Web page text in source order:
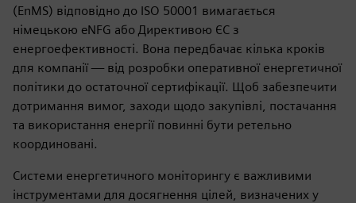
(EnMS) відповідно до ISO 50001 вимагається
німецькою eNFG або Директивою ЄС з
енергоефективності. Вона передбачає кілька кроків
для компанії — від розробки оперативної енергетичної
політики до остаточної сертифікації. Щоб забезпечити
дотримання вимог, заходи щодо закупівлі, постачання
та використання енергії повинні бути ретельно
координовані.
Системи енергетичного моніторингу є важливими
інструментами для досягнення цілей, визначених у